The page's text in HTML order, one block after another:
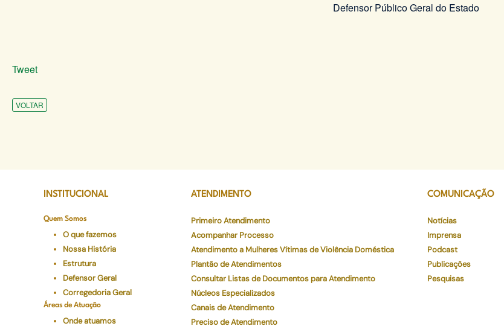
Defensor Público Geral do Estado
Tweet
VOLTAR
INSTITUCIONAL
Quem Somos
O que fazemos
Nossa História
Estrutura
Defensor Geral
Corregedoria Geral
Áreas de Atuação
Onde atuamos
ATENDIMENTO
Primeiro Atendimento
Acompanhar Processo
Atendimento a Mulheres Vítimas de Violência Doméstica
Plantão de Atendimentos
Consultar Listas de Documentos para Atendimento
Núcleos Especializados
Canais de Atendimento
Preciso de Atendimento
COMUNICAÇÃO
Notícias
Imprensa
Podcast
Publicações
Pesquisas